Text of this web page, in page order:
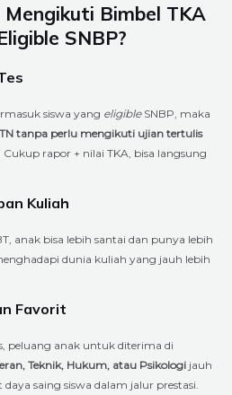
Bimbel TKA
SNBP?
siswa yang eligibleSNBP, maka
tanpa perlu mengikuti ujian tertulis
. Cukup rapor + nilai TKA, bisa langsung
Kuliah
anak bisa lebih santai dan punya lebih
dunia kuliah yang jauh lebih
Favorit
peluang anak untuk diterima di
Teknik, Hukum, atau Psikologi jauh
saing siswa dalam jalur prestasi.